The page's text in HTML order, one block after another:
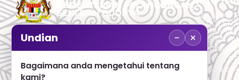
No. 2, Menara 1, Jalan P5/6, Presint 5,
+603 8000 8000
APLIKASI
SEMAKAN
PAUTAN
PAUTAN
PAUTAN
ADUAN &
Undian − ×
Bagaimana anda mengetahui tentang
kami?